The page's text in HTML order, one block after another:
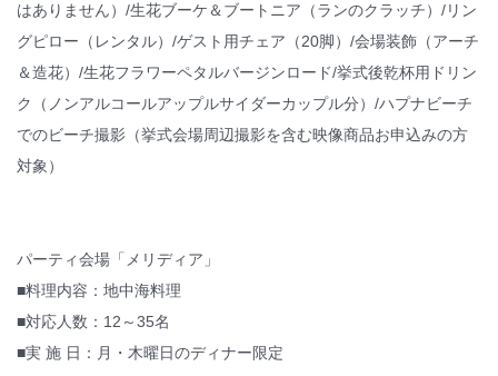
はありません）/生花ブーケ＆ブートニア（ランのクラッチ）/リン
グピロー（レンタル）/ゲスト用チェア（20脚）/会場装飾（アーチ
＆造花）/生花フラワーペタルバージンロード/挙式後乾杯用ドリン
ク（ノンアルコールアップルサイダーカップル分）/ハプナビーチ
でのビーチ撮影（挙式会場周辺撮影を含む映像商品お申込みの方
対象）
パーティ会場「メリディア」
■料理内容：地中海料理
■対応人数：12～35名
■実 施 日：月・木曜日のディナー限定